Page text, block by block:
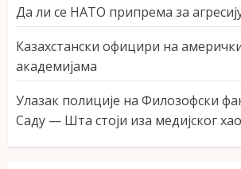
Да ли се НАТО припрема за
Казахстански официри на
академијама
Улазак полиције на Филозофски
Саду — Шта стоји иза медијског